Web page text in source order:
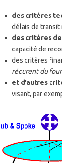
des critères
délais de transit
des critères
capacité de
des critères
récurent du
et d’autres
visant, par